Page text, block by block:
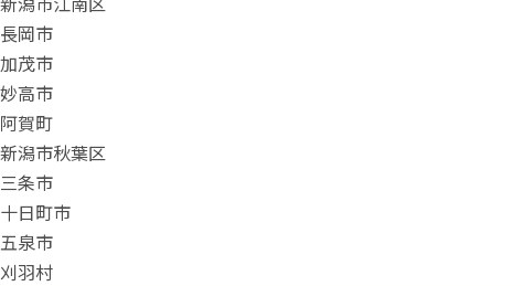
長岡市
加茂市
妙高市
阿賀町
新潟市秋葉区
三条市
十日町市
五泉市
刈羽村